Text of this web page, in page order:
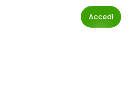
Accedi